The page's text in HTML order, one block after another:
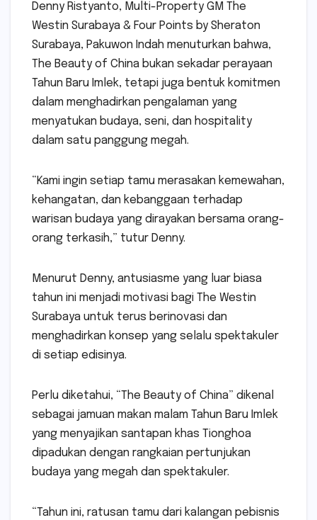
Denny Ristyanto, Multi-Property GM The
Westin Surabaya & Four Points by Sheraton
Surabaya, Pakuwon Indah menuturkan bahwa,
The Beauty of China bukan sekadar perayaan
Tahun Baru Imlek, tetapi juga bentuk komitmen
dalam menghadirkan pengalaman yang
menyatukan budaya, seni, dan hospitality
dalam satu panggung megah.
“Kami ingin setiap tamu merasakan kemewahan,
kehangatan, dan kebanggaan terhadap
warisan budaya yang dirayakan bersama orang-
orang terkasih,” tutur Denny.
Menurut Denny, antusiasme yang luar biasa
tahun ini menjadi motivasi bagi The Westin
Surabaya untuk terus berinovasi dan
menghadirkan konsep yang selalu spektakuler
di setiap edisinya.
Perlu diketahui, “The Beauty of China” dikenal
sebagai jamuan makan malam Tahun Baru Imlek
yang menyajikan santapan khas Tionghoa
dipadukan dengan rangkaian pertunjukan
budaya yang megah dan spektakuler.
“Tahun ini, ratusan tamu dari kalangan pebisnis